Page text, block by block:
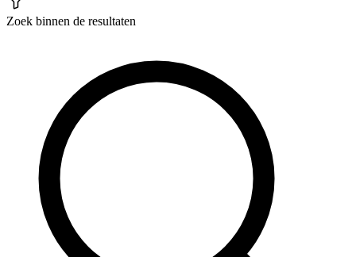
Zoek binnen de resultaten